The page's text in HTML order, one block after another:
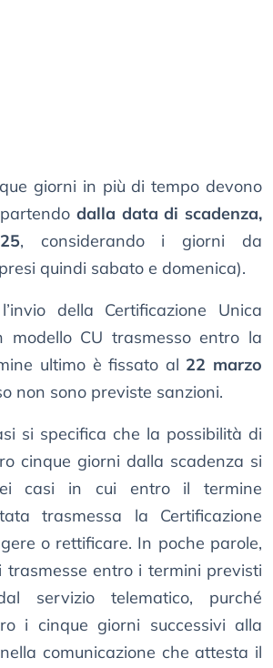
giorni in più di tempo devono
dalla data di scadenza,
, considerando i giorni da
quindi sabato e domenica).
della Certificazione Unica
modello CU trasmesso entro la
ultimo è fissato al 22 marzo
non sono previste sanzioni.
si specifica che la possibilità di
cinque giorni dalla scadenza si
casi in cui entro il termine
trasmessa la Certificazione
o rettificare. In poche parole,
trasmesse entro i termini previsti
servizio telematico, purché
i cinque giorni successivi alla
comunicazione che attesta il